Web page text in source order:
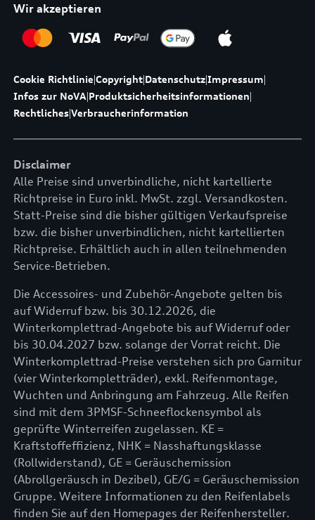
Wir akzeptieren
Cookie Richtlinie|Copyright|Datenschutz|Impressum|
Infos zur NoVA|Produktsicherheitsinformationen|
Rechtliches|Verbraucherinformation
Disclaimer
Alle Preise sind unverbindliche, nicht kartellierte
Richtpreise in Euro inkl. MwSt. zzgl. Versandkosten.
Statt-Preise sind die bisher gültigen Verkaufspreise
bzw. die bisher unverbindlichen, nicht kartellierten
Richtpreise. Erhältlich auch in allen teilnehmenden
Service-Betrieben.
Die Accessoires- und Zubehör-Angebote gelten bis
auf Widerruf bzw. bis 30.12.2026, die
Winterkomplettrad-Angebote bis auf Widerruf oder
bis 30.04.2027 bzw. solange der Vorrat reicht. Die
Winterkomplettrad-Preise verstehen sich pro Garnitur
(vier Winterkompletträder), exkl. Reifenmontage,
Wuchten und Anbringung am Fahrzeug. Alle Reifen
sind mit dem 3PMSF-Schneeflockensymbol als
geprüfte Winterreifen zugelassen. KE =
Kraftstoffeffizienz, NHK = Nasshaftungsklasse
(Rollwiderstand), GE = Geräuschemission
(Abrollgeräusch in Dezibel), GE/G = Geräuschemission
Gruppe. Weitere Informationen zu den Reifenlabels
finden Sie auf den Homepages der Reifenhersteller.